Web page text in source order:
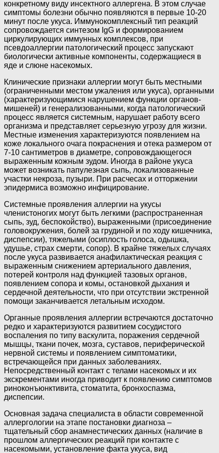
конкретному виду инсектного аллергена. В этом случае
симптомы болезни обычно появляются в первые 10-20
минут после укуса. Иммунокомплексный тип реакций
сопровождается синтезом IgG и формированием
циркулирующих иммунных комплексов, при
псевдоаллергии патологический процесс запускают
биологически активные компоненты, содержащиеся в
яде и слюне насекомых.
Клинические признаки аллергии могут быть местными
(ограниченными местом ужаления или укуса), органными
(характеризующимися нарушением функции органов-
мишеней) и генерализованными, когда патологический
процесс является системным, нарушает работу всего
организма и представляет серьезную угрозу для жизни.
Местные изменения характеризуются появлением на
коже локального очага покраснения и отека размером от
7-10 сантиметров в диаметре, сопровождающегося
выраженным кожным зудом. Иногда в районе укуса
может возникать папулезная сыпь, локализованные
участки некроза, пузыри. При расчесах и отторжении
эпидермиса возможно инфицирование.
Системные проявления аллергии на укусы
членистоногих могут быть легкими (распространенная
сыпь, зуд, беспокойство), выраженными (присоединение
головокружения, болей за грудиной и по ходу кишечника,
диспепсии), тяжелыми (осиплость голоса, одышка,
удушье, страх смерти, сопор). В крайне тяжелых случаях
после укуса развивается анафилактическая реакция с
выраженным снижением артериального давления,
потерей контроля над функцией тазовых органов,
появлением сопора и комы, остановкой дыхания и
сердечной деятельности, что при отсутствии экстренной
помощи заканчивается летальным исходом.
Органные проявления аллергии встречаются достаточно
редко и характеризуются развитием сосудистого
воспаления по типу васкулита, поражения сердечной
мышцы, ткани почек, мозга, суставов, периферической
нервной системы и появлением симптоматики,
встречающейся при данных заболеваниях.
Непосредственный контакт с телами насекомых и их
экскрементами иногда приводит к появлению симптомов
риноконъюнктивита, стоматита, бронхоспазма,
диспепсии.
Основная задача специалиста в области современной
аллергологии на этапе постановки диагноза –
тщательный сбор анамнестических данных (наличие в
прошлом аллергических реакций при контакте с
насекомыми, установление факта укуса, вид